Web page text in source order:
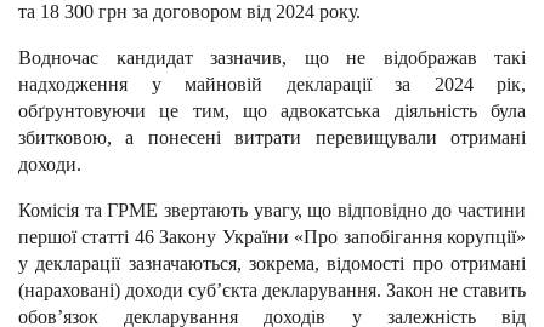
та 18 300 грн за договором від 2024 року.
Водночас кандидат зазначив, що не відображав такі
надходження у майновій декларації за 2024 рік,
обґрунтовуючи це тим, що адвокатська діяльність була
збитковою, а понесені витрати перевищували отримані
доходи.
Комісія та ГРМЕ звертають увагу, що відповідно до частини
першої статті 46 Закону України «Про запобігання корупції»
у декларації зазначаються, зокрема, відомості про отримані
(нараховані) доходи суб’єкта декларування. Закон не ставить
обов’язок декларування доходів у залежність від